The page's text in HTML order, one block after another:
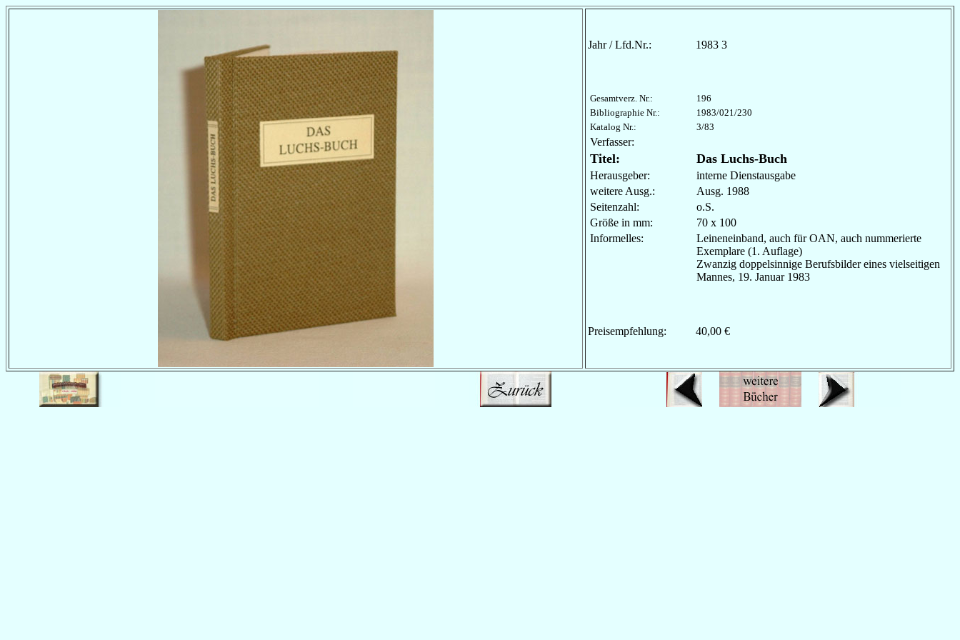
Jahr / Lfd.Nr.: 1983 3
Gesamtverz. Nr.:
196
Bibliographie Nr.:
1983/021/230
Katalog Nr.:
3/83
Verfasser:
Titel: Das Luchs-Buch
Herausgeber:
interne Dienstausgabe
weitere Ausg.:
Ausg. 1988
Seitenzahl:
o.S.
Größe in mm:
70 x 100
Informelles:
Leineneinband, auch für OAN, auch nummerierte
Exemplare (1. Auflage)
Zwanzig doppelsinnige Berufsbilder eines vielseitigen
Mannes, 19. Januar 1983
Preisempfehlung: 40,00 €